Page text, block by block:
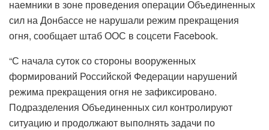
наемники в зоне проведения операции Объединенных
сил на Донбассе не нарушали режим прекращения
огня, сообщает штаб ООС в соцсети Facebook.
“С начала суток со стороны вооруженных
формирований Российской Федерации нарушений
режима прекращения огня не зафиксировано.
Подразделения Объединенных сил контролируют
ситуацию и продолжают выполнять задачи по